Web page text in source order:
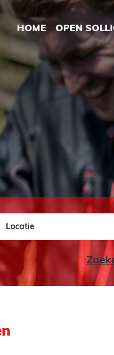
HOME OPEN
Plaats